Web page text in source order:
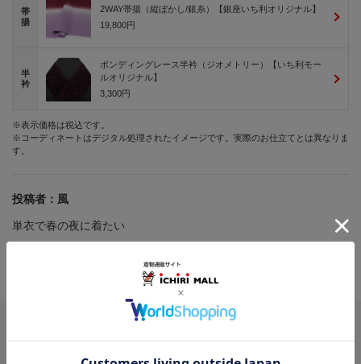
帯
揚
2WAY帯揚（縦ぼかし/銀糸）【銀座いち利オリジナル】
19,800円
半
衿
ボンディングレース半衿（ジオメトリー）【いち利モー
ルオリジナル】
3,300円
※表示価格は税込です。
※コーディネートはデジタル処理されたイメージです。実際のお仕立てとは異なりま
す。
投稿者： 風
単衣で春の夜に着たい
このコーディネートを画像で保存